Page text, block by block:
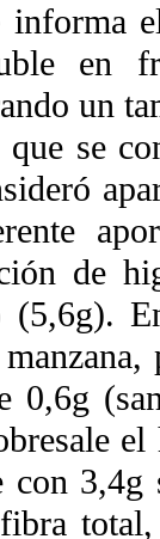
en
un
se
de
(5,6g).
0,6g
con